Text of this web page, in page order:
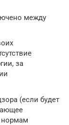
между
за
(если будет
нормам